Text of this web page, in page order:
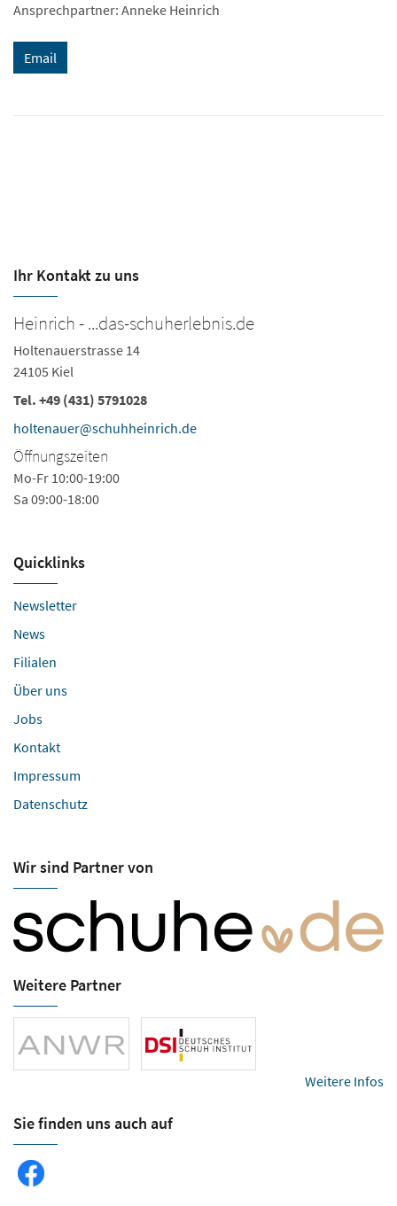
Ansprechpartner: Anneke Heinrich
Email
Ihr Kontakt zu uns
Heinrich - ...das-schuherlebnis.de
Holtenauerstrasse 14
24105 Kiel
Tel. +49 (431) 5791028
holtenauer@schuhheinrich.de
Öffnungszeiten
Mo-Fr 10:00-19:00
Sa 09:00-18:00
Quicklinks
Newsletter
News
Filialen
Über uns
Jobs
Kontakt
Impressum
Datenschutz
Wir sind Partner von
Weitere Partner
Weitere Infos
Sie finden uns auch auf